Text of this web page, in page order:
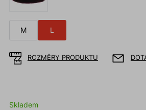
M L
ROZMĚRY PRODUKTU
Skladem